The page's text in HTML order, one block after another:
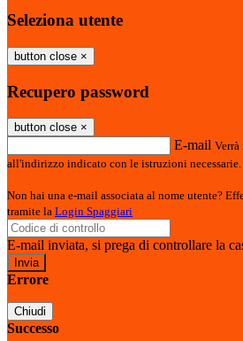
Seleziona utente
button close ×
Recupero password
button close ×
E-mail
all'indirizzo indicato con le istruzioni necessarie.
Non hai una e-mail associata al nome utente?
tramite la Login Spaggiari
E-mail inviata, si prega di controllare la
Errore
Chiudi
Successo